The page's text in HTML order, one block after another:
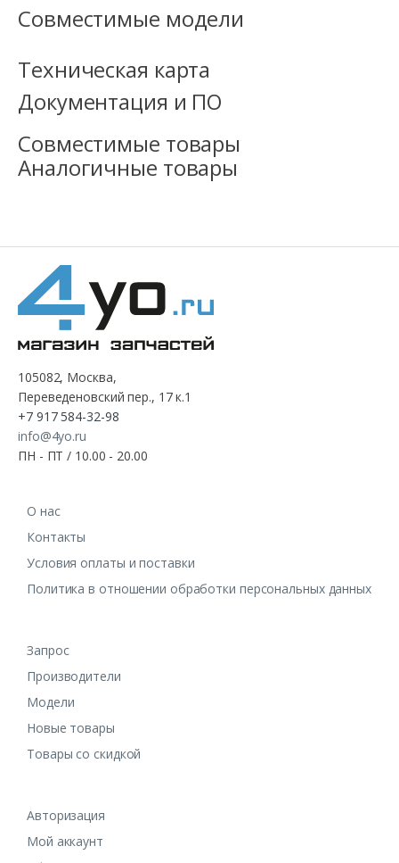
Совместимые модели
Техническая карта
Документация и ПО
Совместимые товары
Аналогичные товары
105082, Москва,
Переведеновский пер., 17 к.1
+7 917 584-32-98
info@4yo.ru
ПН - ПТ / 10.00 - 20.00
О нас
Контакты
Условия оплаты и поставки
Политика в отношении обработки персональных данных
Запрос
Производители
Модели
Новые товары
Товары со скидкой
Авторизация
Мой аккаунт